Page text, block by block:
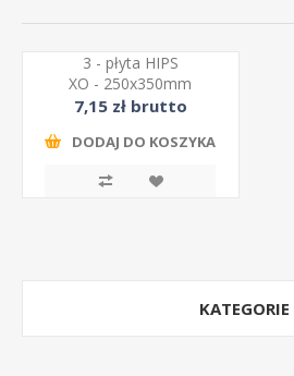
3 - płyta HIPS
XO - 250x350mm
7,15 zł brutto
DODAJ DO KOSZYKA
KATEGORIE